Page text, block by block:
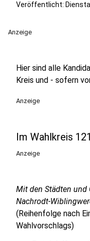
Veröffentlicht:
Anzeige
Hier sind alle
Kreis und - sofern
Anzeige
Im Wahlkreis
Anzeige
Mit den Städten und
Nachrodt-
(Reihenfolge nach
Wahlvorschlags)